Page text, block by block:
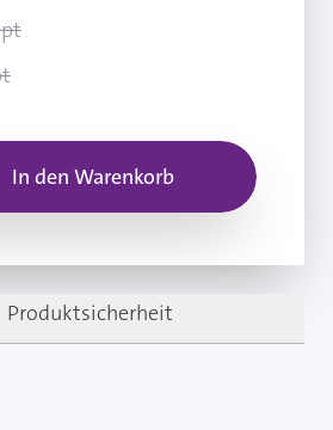
In den Warenkorb
Produktsicherheit